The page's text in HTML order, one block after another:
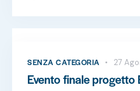
SENZA CATEGORIA 27
Evento finale progetto